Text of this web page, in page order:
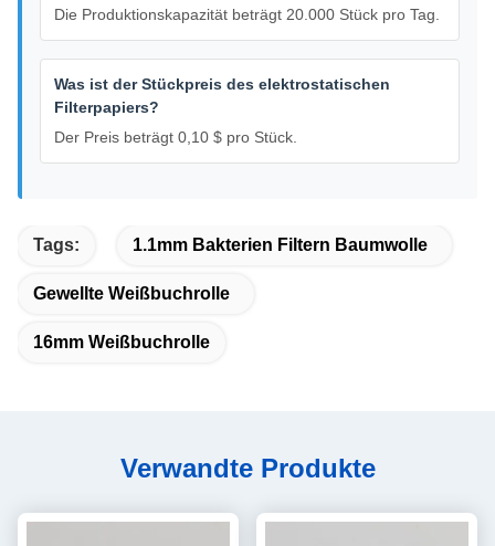
Die Produktionskapazität beträgt 20.000 Stück pro Tag.
Was ist der Stückpreis des elektrostatischen
Filterpapiers?
Der Preis beträgt 0,10 $ pro Stück.
Tags: 1.1mm Bakterien Filtern Baumwolle
Gewellte Weißbuchrolle
16mm Weißbuchrolle
Verwandte Produkte